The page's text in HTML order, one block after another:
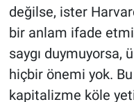
değilse, ister
bir anlam ifade
saygı duymuyorsa,
hiçbir önemi yok.
kapitalizme köle